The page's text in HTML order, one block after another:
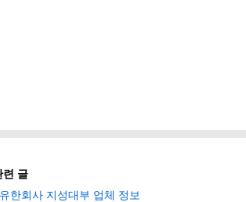
련 글
유한회사 지성대부 업체 정보